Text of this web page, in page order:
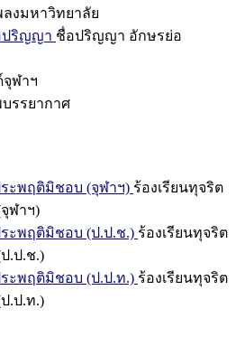
ลงมหาวิทยาลัย
ปริญญา ชื่อปริญญา อักษรย่อ
ฬาฯ
รรยากาศ
ะพฤติมิชอบ (จุฬาฯ) ร้องเรียนทุจริต
ฬาฯ)
ะพฤติมิชอบ (ป.ป.ช.) ร้องเรียนทุจริต
.ป.ช.)
ะพฤติมิชอบ (ป.ป.ท.) ร้องเรียนทุจริต
.ป.ท.)